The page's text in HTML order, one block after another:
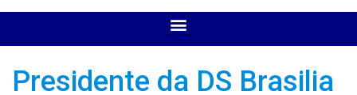
Presidente da DS Brasilia